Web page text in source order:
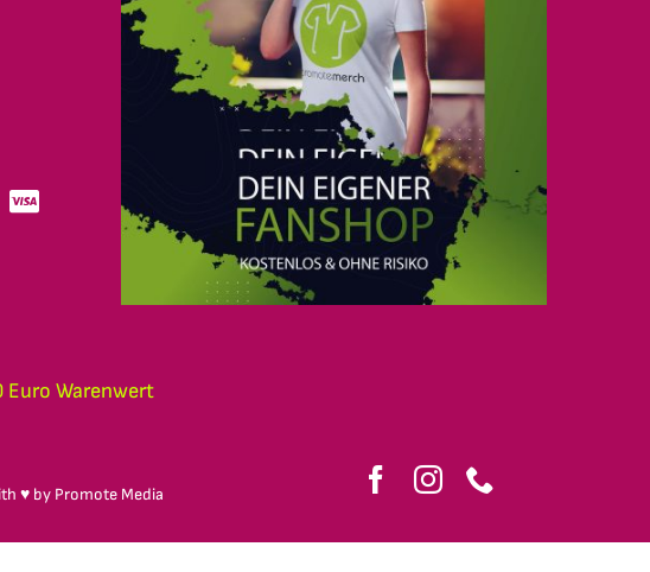
Warenwert
♥ by Promote Media